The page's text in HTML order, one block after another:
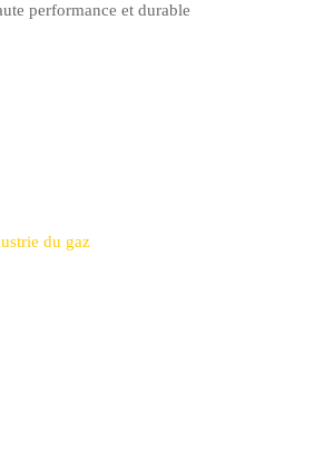
performance et durable
du gaz